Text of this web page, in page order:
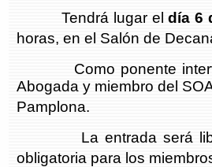
Tendrá lugar eldía 6
horas, en el Salón de
Como ponente
Abogada y miembro del
Pamplona.
La entrada será libre
obligatoria para los